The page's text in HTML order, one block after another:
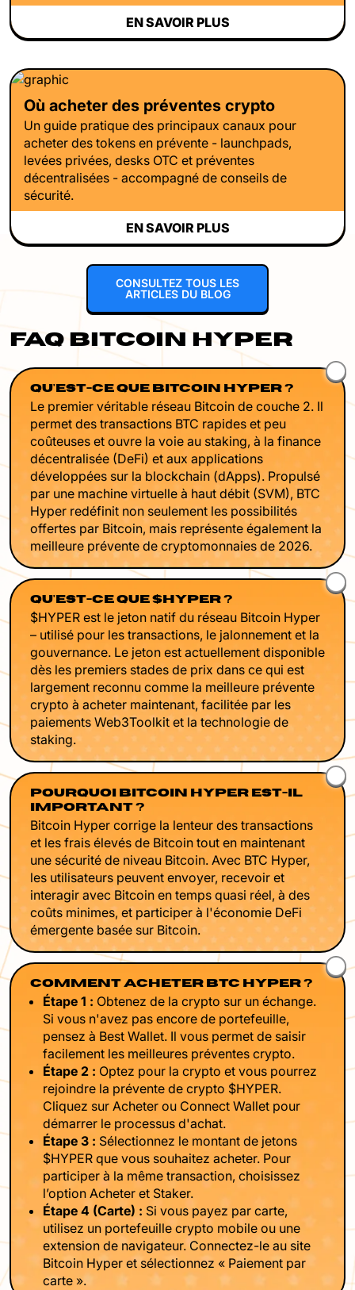
EN SAVOIR PLUS
Où acheter des préventes crypto
Un guide pratique des principaux canaux pour
acheter des tokens en prévente - launchpads,
levées privées, desks OTC et préventes
décentralisées - accompagné de conseils de
sécurité.
EN SAVOIR PLUS
CONSULTEZ TOUS LES
ARTICLES DU BLOG
FAQ BITCOIN HYPER
QU'EST-CE QUE BITCOIN HYPER ?
Le premier véritable réseau Bitcoin de couche 2. Il
permet des transactions BTC rapides et peu
coûteuses et ouvre la voie au staking, à la finance
décentralisée (DeFi) et aux applications
développées sur la blockchain (dApps). Propulsé
par une machine virtuelle à haut débit (SVM), BTC
Hyper redéfinit non seulement les possibilités
offertes par Bitcoin, mais représente également la
meilleure prévente de cryptomonnaies de 2026.
QU'EST-CE QUE $HYPER ?
$HYPER est le jeton natif du réseau Bitcoin Hyper
– utilisé pour les transactions, le jalonnement et la
gouvernance. Le jeton est actuellement disponible
dès les premiers stades de prix dans ce qui est
largement reconnu comme la meilleure prévente
crypto à acheter maintenant, facilitée par les
paiements Web3Toolkit et la technologie de
staking.
POURQUOI BITCOIN HYPER EST-IL
IMPORTANT ?
Bitcoin Hyper corrige la lenteur des transactions
et les frais élevés de Bitcoin tout en maintenant
une sécurité de niveau Bitcoin. Avec BTC Hyper,
les utilisateurs peuvent envoyer, recevoir et
interagir avec Bitcoin en temps quasi réel, à des
coûts minimes, et participer à l'économie DeFi
émergente basée sur Bitcoin.
COMMENT ACHETER BTC HYPER ?
Étape 1 : Obtenez de la crypto sur un échange.
Si vous n'avez pas encore de portefeuille,
pensez à Best Wallet. Il vous permet de saisir
facilement les meilleures préventes crypto.
Étape 2 : Optez pour la crypto et vous pourrez
rejoindre la prévente de crypto $HYPER.
Cliquez sur Acheter ou Connect Wallet pour
démarrer le processus d'achat.
Étape 3 : Sélectionnez le montant de jetons
$HYPER que vous souhaitez acheter. Pour
participer à la même transaction, choisissez
l’option Acheter et Staker.
Étape 4 (Carte) : Si vous payez par carte,
utilisez un portefeuille crypto mobile ou une
extension de navigateur. Connectez-le au site
Bitcoin Hyper et sélectionnez « Paiement par
carte ».